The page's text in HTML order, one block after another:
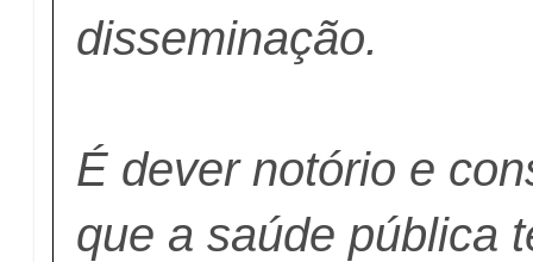
disseminação.
É dever notório e
que a saúde pública